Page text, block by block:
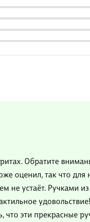
Обратите
оценил, так что
не устаёт. Ручками
что эти прекрасные